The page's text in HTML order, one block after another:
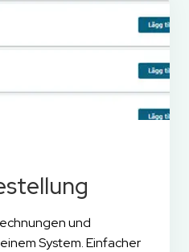
und
System. Einfacher